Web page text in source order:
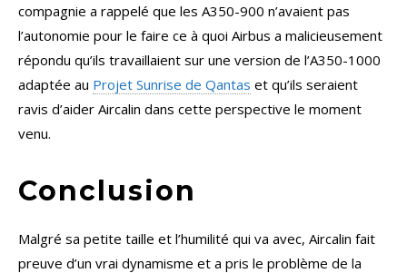
compagnie a rappelé que les A350-900 n’avaient pas
l’autonomie pour le faire ce à quoi Airbus a malicieusement
répondu qu’ils travaillaient sur une version de l’A350-1000
adaptée au Projet Sunrise de Qantas et qu’ils seraient
ravis d’aider Aircalin dans cette perspective le moment
venu.
Conclusion
Malgré sa petite taille et l’humilité qui va avec, Aircalin fait
preuve d’un vrai dynamisme et a pris le problème de la